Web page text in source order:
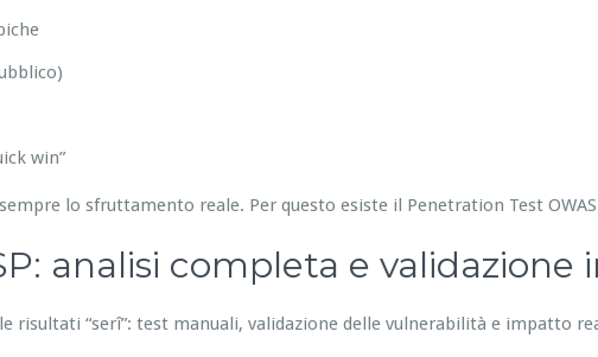
win”
lo sfruttamento reale. Per questo esiste il Penetration Test
analisi completa e validazione
risultati “serî”: test manuali, validazione delle vulnerabilità e impatto